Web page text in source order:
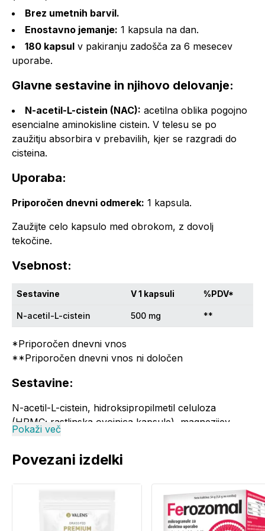
Brez umetnih barvil.
Enostavno jemanje: 1 kapsula na dan.
180 kapsul v pakiranju zadošča za 6 mesecev
uporabe.
Glavne sestavine in njihovo delovanje:
N-acetil-L-cistein (NAC): acetilna oblika pogojno
esencialne aminokisline cistein. V telesu se po
zaužitju absorbira v prebavilih, kjer se razgradi do
cisteina.
Uporaba:
Priporočen dnevni odmerek: 1 kapsula.
Zaužijte celo kapsulo med obrokom, z dovolj
tekočine.
Vsebnost:
Sestavine V 1 kapsuli %PDV*
N-acetil-L-cistein 500 mg **
*Priporočen dnevni vnos
**Priporočen dnevni vnos ni določen
Sestavine:
N-acetil-L-cistein, hidroksipropilmetil celuloza
(HPMC; rastlinska ovojnica kapsule), magnezijev
stearat (sredstvo proti sprijemanju).
Proizvedeno v obratu, ki predeluje izdelke, ki
jajca
Alergeni:
Pokaži več
Povezani izdelki